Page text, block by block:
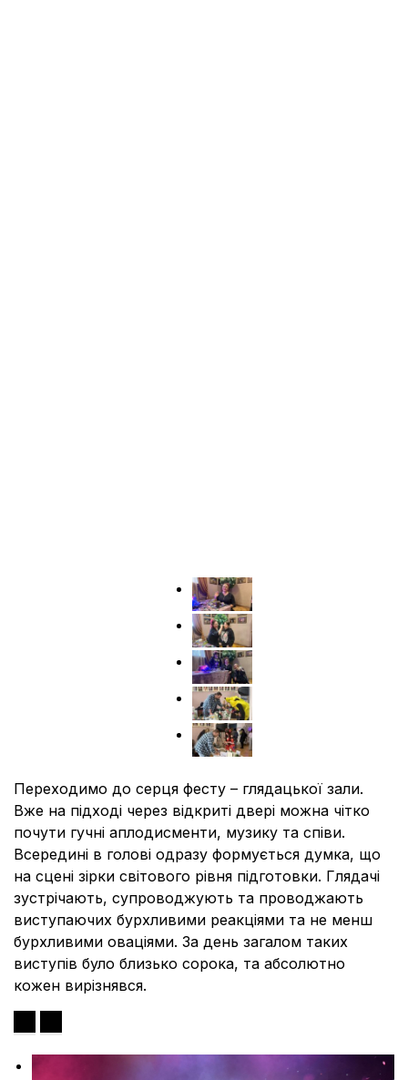
Переходимо до серця фесту – глядацької зали.
Вже на підході через відкриті двері можна чітко
почути гучні аплодисменти, музику та співи.
Всередині в голові одразу формується думка, що
на сцені зірки світового рівня підготовки. Глядачі
зустрічають, супроводжують та проводжають
виступаючих бурхливими реакціями та не менш
бурхливими оваціями. За день загалом таких
виступів було близько сорока, та абсолютно
кожен вирізнявся.